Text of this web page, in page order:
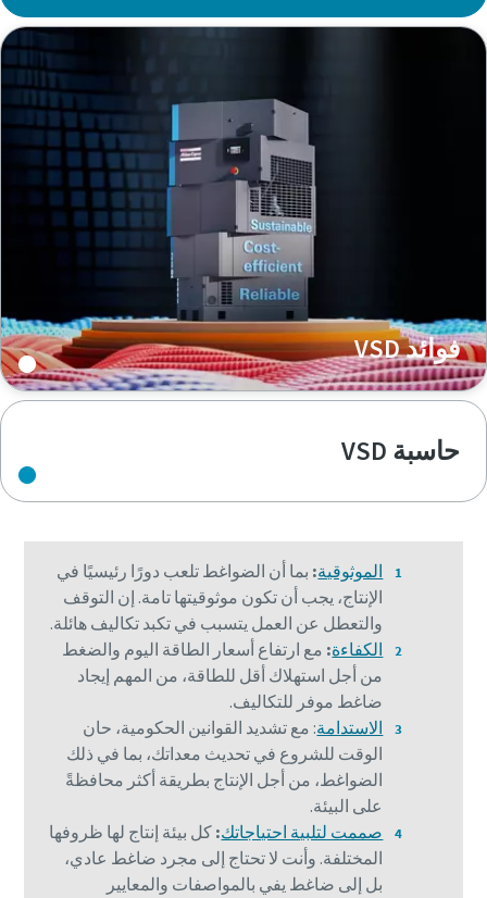
فوائد VSD
حاسبة VSD
الموثوقية: بما أن الضواغط تلعب دورًا رئيسيًا في
الإنتاج، يجب أن تكون موثوقيتها تامة. إن التوقف
والتعطل عن العمل يتسبب في تكبد تكاليف هائلة.
الكفاءة: مع ارتفاع أسعار الطاقة اليوم والضغط
من أجل استهلاك أقل للطاقة، من المهم إيجاد
ضاغط موفر للتكاليف.
الاستدامة: مع تشديد القوانين الحكومية، حان
الوقت للشروع في تحديث معداتك، بما في ذلك
الضواغط، من أجل الإنتاج بطريقة أكثر محافظةً
على البيئة.
صممت لتلبية احتياجاتك: كل بيئة إنتاج لها ظروفها
المختلفة. وأنت لا تحتاج إلى مجرد ضاغط عادي،
بل إلى ضاغط يفي بالمواصفات والمعايير